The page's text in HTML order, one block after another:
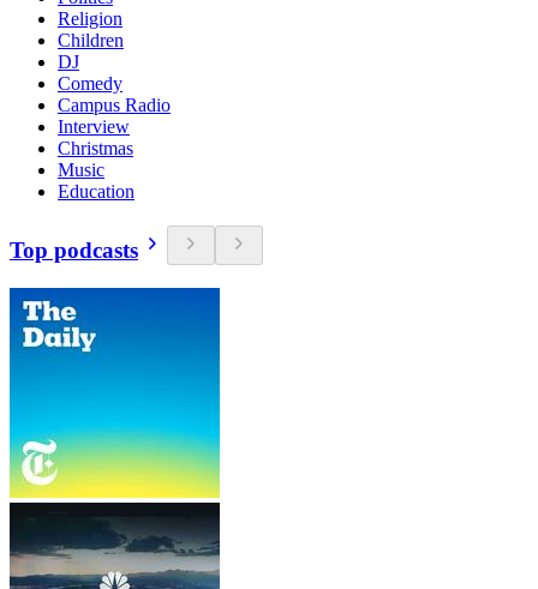
Religion
Children
DJ
Comedy
Campus Radio
Interview
Christmas
Music
Education
Top podcasts